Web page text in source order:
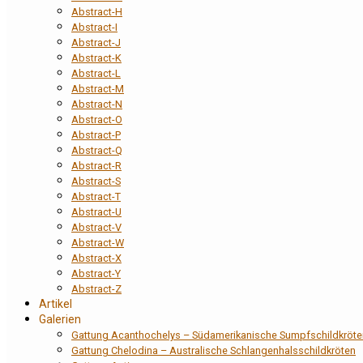
Abstract-H
Abstract-I
Abstract-J
Abstract-K
Abstract-L
Abstract-M
Abstract-N
Abstract-O
Abstract-P
Abstract-Q
Abstract-R
Abstract-S
Abstract-T
Abstract-U
Abstract-V
Abstract-W
Abstract-X
Abstract-Y
Abstract-Z
Artikel
Galerien
Gattung Acanthochelys – Südamerikanische
Gattung Chelodina – Australische Schlangenhalsschildkröten